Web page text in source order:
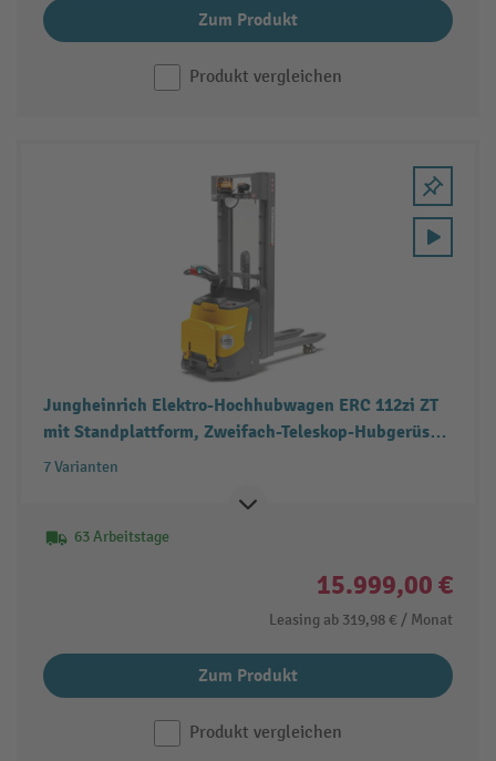
Zum Produkt
Produkt vergleichen
Jungheinrich Elektro-Hochhubwagen ERC 112zi ZT
mit Standplattform, Zweifach-Teleskop-Hubgerüst,
Tragfähigkeit 1.200 kg
7 Varianten
63 Arbeitstage
15.999,00 €
Leasing ab 319,98 € / Monat
Zum Produkt
Produkt vergleichen